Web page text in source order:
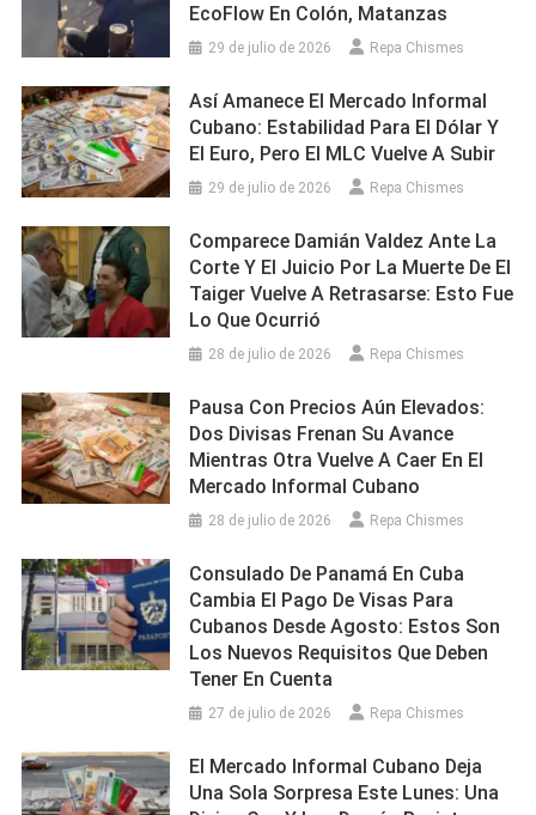
EcoFlow En Colón, Matanzas
29 de julio de 2026 Repa Chismes
Así Amanece El Mercado Informal
Cubano: Estabilidad Para El Dólar Y
El Euro, Pero El MLC Vuelve A Subir
29 de julio de 2026 Repa Chismes
Comparece Damián Valdez Ante La
Corte Y El Juicio Por La Muerte De El
Taiger Vuelve A Retrasarse: Esto Fue
Lo Que Ocurrió
28 de julio de 2026 Repa Chismes
Pausa Con Precios Aún Elevados:
Dos Divisas Frenan Su Avance
Mientras Otra Vuelve A Caer En El
Mercado Informal Cubano
28 de julio de 2026 Repa Chismes
Consulado De Panamá En Cuba
Cambia El Pago De Visas Para
Cubanos Desde Agosto: Estos Son
Los Nuevos Requisitos Que Deben
Tener En Cuenta
27 de julio de 2026 Repa Chismes
El Mercado Informal Cubano Deja
Una Sola Sorpresa Este Lunes: Una